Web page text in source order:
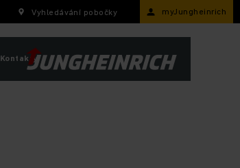
Vyhledávání pobočky myJungheinrich
Kontakty